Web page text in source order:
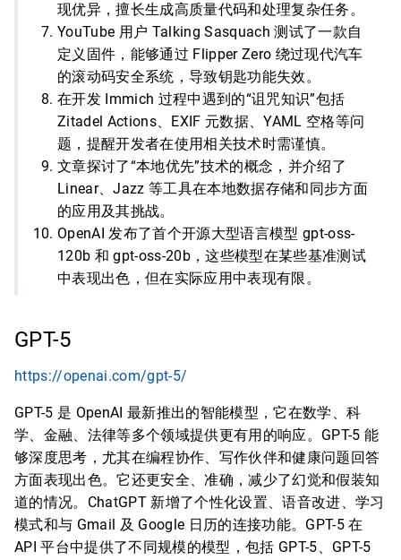
现优异，擅长生成高质量代码和处理复杂任务。
YouTube 用户 Talking Sasquach 测试了一款自
定义固件，能够通过 Flipper Zero 绕过现代汽车
的滚动码安全系统，导致钥匙功能失效。
在开发 Immich 过程中遇到的“诅咒知识”包括
Zitadel Actions、EXIF 元数据、YAML 空格等问
题，提醒开发者在使用相关技术时需谨慎。
文章探讨了“本地优先”技术的概念，并介绍了
Linear、Jazz 等工具在本地数据存储和同步方面
的应用及其挑战。
OpenAI 发布了首个开源大型语言模型 gpt-oss-
120b 和 gpt-oss-20b，这些模型在某些基准测试
中表现出色，但在实际应用中表现有限。
GPT-5
https://openai.com/gpt-5/
GPT-5 是 OpenAI 最新推出的智能模型，它在数学、科
学、金融、法律等多个领域提供更有用的响应。GPT-5 能
够深度思考，尤其在编程协作、写作伙伴和健康问题回答
方面表现出色。它还更安全、准确，减少了幻觉和假装知
道的情况。ChatGPT 新增了个性化设置、语音改进、学习
模式和与 Gmail 及 Google 日历的连接功能。GPT-5 在
API 平台中提供了不同规模的模型，包括 GPT-5、GPT-5